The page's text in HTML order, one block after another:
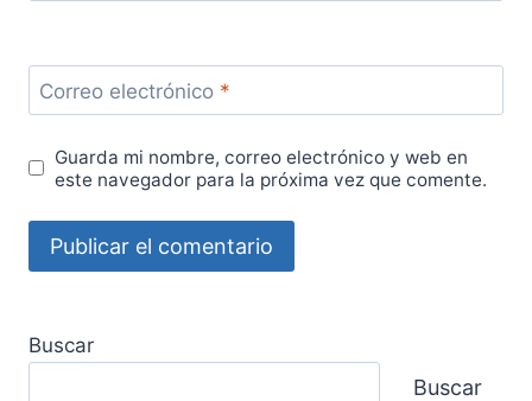
Correo electrónico *
Guarda mi nombre, correo electrónico y web en
este navegador para la próxima vez que comente.
Buscar
Buscar